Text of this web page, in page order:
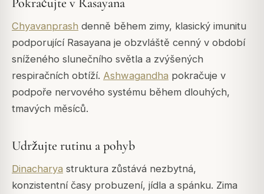
Pokračujte v Rasayana
Chyavanprash denně během zimy, klasický imunitu
podporující Rasayana je obzvláště cenný v období
sníženého slunečního světla a zvýšených
respiračních obtíží. Ashwagandha pokračuje v
podpoře nervového systému během dlouhých,
tmavých měsíců.
Udržujte rutinu a pohyb
Dinacharya struktura zůstává nezbytná,
konzistentní časy probuzení, jídla a spánku. Zima